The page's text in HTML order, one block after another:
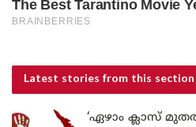
Latest stories from this section
‘ഏഴാം ക്ലാസ്